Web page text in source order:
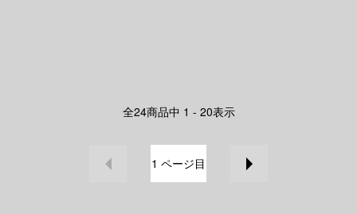
全24商品中 1 - 20表示
1 ページ目